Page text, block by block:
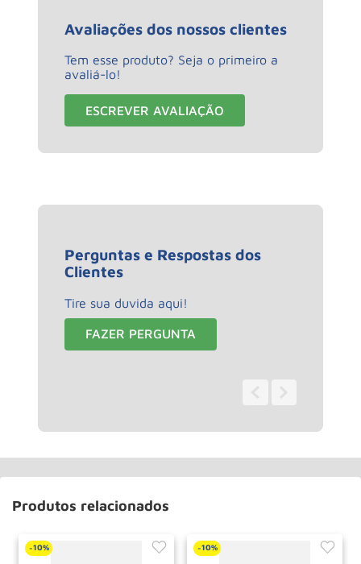
Avaliações dos nossos clientes
Tem esse produto? Seja o primeiro a
avaliá-lo!
ESCREVER AVALIAÇÃO
Perguntas e Respostas dos
Clientes
Tire sua duvida aqui!
FAZER PERGUNTA
Produtos relacionados
-10% -10%